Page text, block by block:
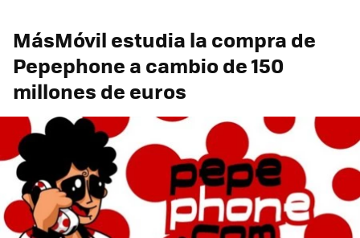
MásMóvil estudia la compra de
Pepephone a cambio de 150
millones de euros